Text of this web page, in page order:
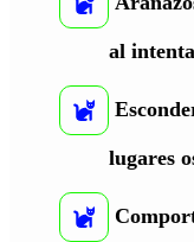
al
lugares